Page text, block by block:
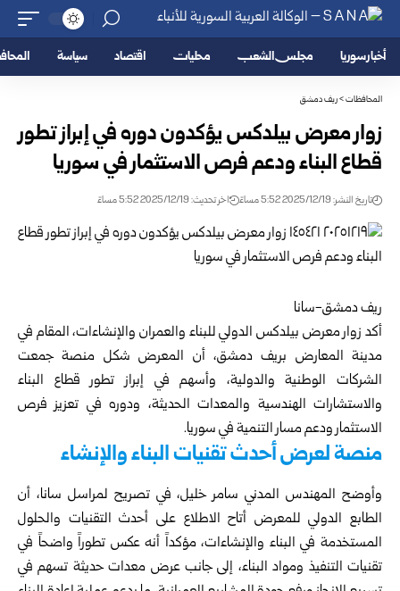
أخبار سوريا مجلس الشعب محليات اقتصاد سياسة
المحافظات>ريف دمشق
زوار معرض بيلدكس يؤكدون دوره في إبراز تطور
قطاع البناء ودعم فرص الاستثمار في سوريا
تاريخ النشر: 2025/12/19 5:52 مساءً اخر تحديث: 2025/12/19 5:52 مساءً
ريف دمشق-سانا
أكد زوار معرض بيلدكس الدولي للبناء والعمران والإنشاءات، المقام في
مدينة المعارض بريف دمشق، أن المعرض شكل منصة جمعت
الشركات الوطنية والدولية، وأسهم في إبراز تطور قطاع البناء
والاستشارات الهندسية والمعدات الحديثة، ودوره في تعزيز فرص
الاستثمار ودعم مسار التنمية في سوريا.
منصة لعرض أحدث تقنيات البناء والإنشاء
وأوضح المهندس المدني سامر خليل، في تصريح لمراسل سانا، أن
الطابع الدولي للمعرض أتاح الاطلاع على أحدث التقنيات والحلول
المستخدمة في البناء والإنشاءات، مؤكداً أنه عكس تطوراً واضحاً في
تقنيات التنفيذ ومواد البناء، إلى جانب عرض معدات حديثة تسهم في